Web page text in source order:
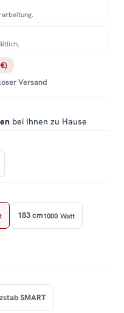
Versand
bei Ihnen zu Hause
183 cm1000 Watt
SMART